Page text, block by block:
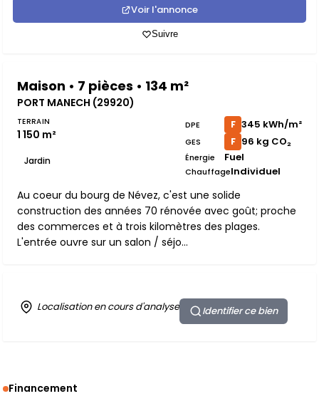
Voir l'annonce
Suivre
Maison • 7 pièces • 134 m²
PORT MANECH (29920)
TERRAIN
1 150 m²
Jardin
DPE F 345 kWh/m²
GES F 96 kg CO₂
Énergie Fuel
ChauffageIndividuel
Au coeur du bourg de Névez, c'est une solide
construction des années 70 rénovée avec goût; proche
des commerces et à trois kilomètres des plages.
L'entrée ouvre sur un salon / séjo...
Localisation en cours d'analyse Identifier ce bien
Financement